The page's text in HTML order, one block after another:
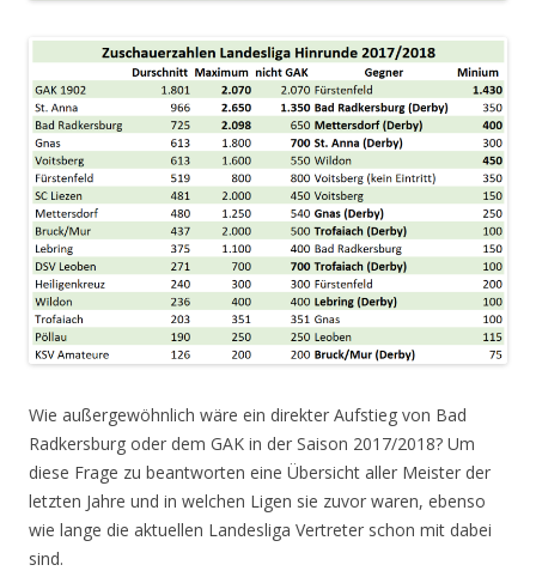
Wie außergewöhnlich wäre ein direkter Aufstieg von Bad
Radkersburg oder dem GAK in der Saison 2017/2018? Um
diese Frage zu beantworten eine Übersicht aller Meister der
letzten Jahre und in welchen Ligen sie zuvor waren, ebenso
wie lange die aktuellen Landesliga Vertreter schon mit dabei
sind.